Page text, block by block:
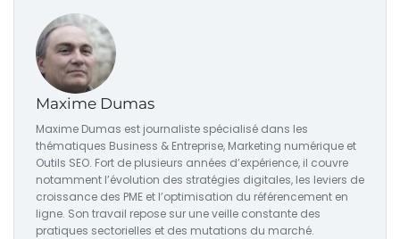
Maxime Dumas
Maxime Dumas est journaliste spécialisé dans les
thématiques Business & Entreprise, Marketing numérique et
Outils SEO. Fort de plusieurs années d’expérience, il couvre
notamment l’évolution des stratégies digitales, les leviers de
croissance des PME et l’optimisation du référencement en
ligne. Son travail repose sur une veille constante des
pratiques sectorielles et des mutations du marché.